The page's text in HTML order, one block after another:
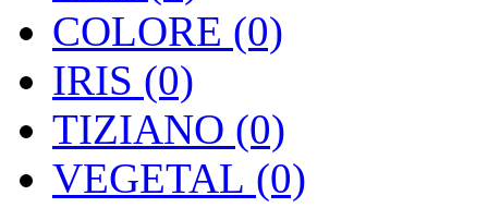
COLORE (0)
IRIS (0)
TIZIANO (0)
VEGETAL (0)